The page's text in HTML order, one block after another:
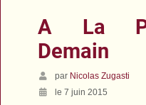
A La
Demain
par Nicolas Zugasti
le 7 juin 2015